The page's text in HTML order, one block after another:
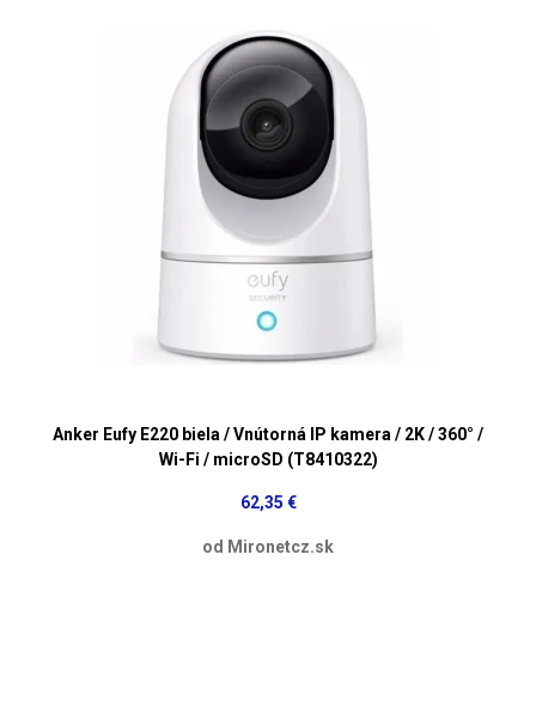
Anker Eufy E220 biela / Vnútorná IP kamera / 2K / 360° /
Wi-Fi / microSD (T8410322)
62,35 €
od Mironetcz.sk